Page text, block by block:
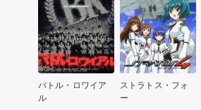
バトル・ロワイア
ル
ストラトス・フォ
ー